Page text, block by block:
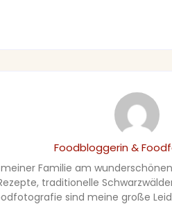
Foodbloggerin &
Familie am
traditionelle
sind meine große